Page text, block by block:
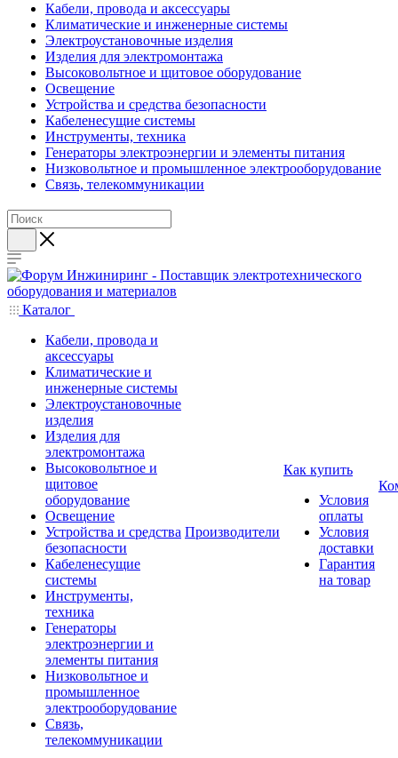
Кабели, провода и аксессуары
Климатические и инженерные системы
Электроустановочные изделия
Изделия для электромонтажа
Высоковольтное и щитовое оборудование
Освещение
Устройства и средства безопасности
Кабеленесущие системы
Инструменты, техника
Генераторы электроэнергии и элементы питания
Низковольтное и промышленное электрооборудование
Связь, телекоммуникации
Каталог
Кабели, провода и
аксессуары
Климатические и
инженерные системы
Электроустановочные
изделия
Изделия для
электромонтажа
Высоковольтное и
щитовое
оборудование
Освещение
Устройства и средства
безопасности
Кабеленесущие
системы
Инструменты,
техника
Генераторы
электроэнергии и
элементы питания
Низковольтное и
промышленное
электрооборудование
Связь,
телекоммуникации
Производители
Как купить
Условия
оплаты
Условия
доставки
Гарантия
на товар